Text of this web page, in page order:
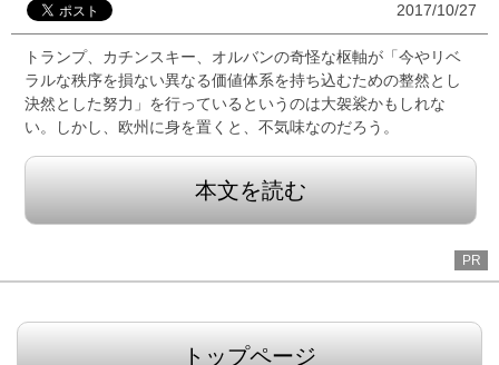
2017/10/27
トランプ、カチンスキー、オルバンの奇怪な枢軸が「今やリベ
ラルな秩序を損ない異なる価値体系を持ち込むための整然とし
決然とした努力」を行っているというのは大袈裟かもしれな
い。しかし、欧州に身を置くと、不気味なのだろう。
本文を読む
PR
トップページ